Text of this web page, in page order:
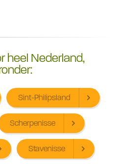
heel Nederland,
Sint-Philipsland
Scherpenisse
Stavenisse